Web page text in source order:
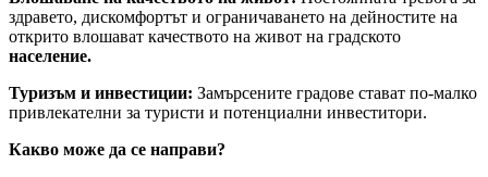
здравето, дискомфортът и ограничаването на дейностите на
открито влошават качеството на живот на градското
население.
Туризъм и инвестиции: Замърсените градове стават по-малко
привлекателни за туристи и потенциални инвеститори.
Какво може да се направи?